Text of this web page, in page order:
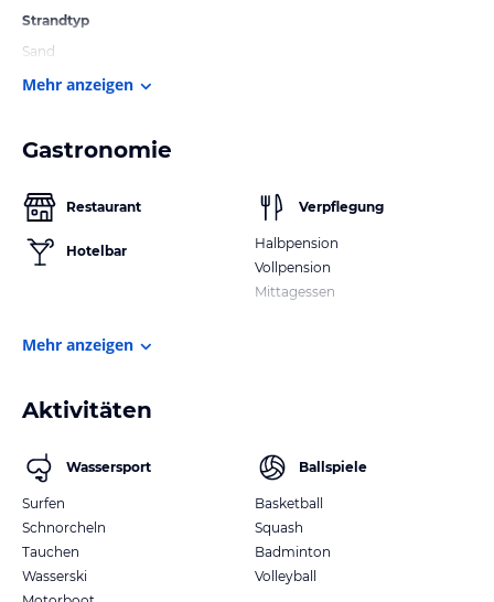
Strandtyp
Sand
Mehr anzeigen
Gastronomie
Restaurant
Hotelbar
Verpflegung
Halbpension
Vollpension
Mittagessen
Mehr anzeigen
Aktivitäten
Wassersport
Surfen
Schnorcheln
Tauchen
Wasserski
Ballspiele
Basketball
Squash
Badminton
Volleyball